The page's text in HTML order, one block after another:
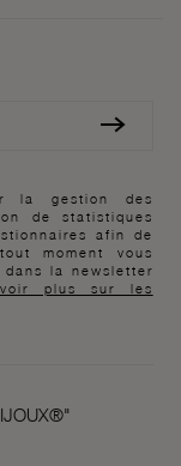
la gestion des
de statistiques
afin de
moment vous
la newsletter
plus sur les